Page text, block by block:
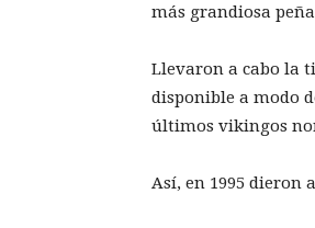
más grandiosa
Llevaron a cabo la
disponible a modo
últimos vikingos
Así, en 1995 dieron